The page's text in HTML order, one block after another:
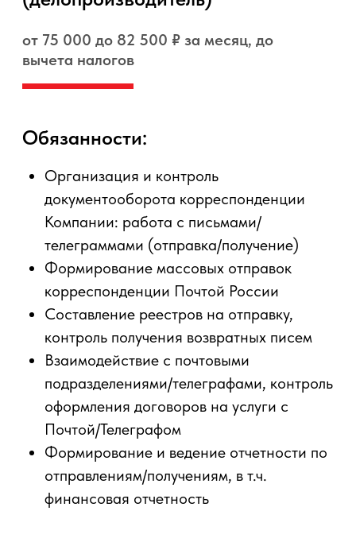
документооборота корреспонденции
Компании: работа с письмами/
Формирование массовых отправок
контроль получения возвратных писем
подразделениями/телеграфами, контроль
оформления договоров на услуги с
Почтой/Телеграфом
Формирование и ведение отчетности по
отправлениям/получениям, в т.ч.
финансовая отчетность
Требования:
Законченное высшее или среднее
специальное образование
Опыт работы с почтовыми службами,
предпочтительно с Почтой России
Внимательность при работе с
документами
Грамотная устная и письменная речь,
доброжелательность в общении
Свободное владение ПК (пакет MS
Office)
Условия: